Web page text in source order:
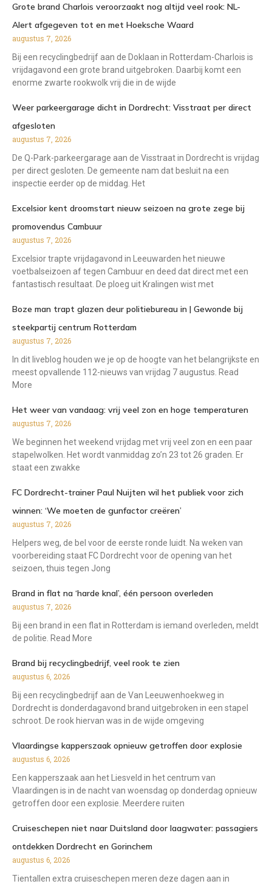
Grote brand Charlois veroorzaakt nog altijd veel rook: NL-
Alert afgegeven tot en met Hoeksche Waard
augustus 7, 2026
Bij een recyclingbedrijf aan de Doklaan in Rotterdam-Charlois is
vrijdagavond een grote brand uitgebroken. Daarbij komt een
enorme zwarte rookwolk vrij die in de wijde
Weer parkeergarage dicht in Dordrecht: Visstraat per direct
afgesloten
augustus 7, 2026
De Q-Park-parkeergarage aan de Visstraat in Dordrecht is vrijdag
per direct gesloten. De gemeente nam dat besluit na een
inspectie eerder op de middag. Het
Excelsior kent droomstart nieuw seizoen na grote zege bij
promovendus Cambuur
augustus 7, 2026
Excelsior trapte vrijdagavond in Leeuwarden het nieuwe
voetbalseizoen af tegen Cambuur en deed dat direct met een
fantastisch resultaat. De ploeg uit Kralingen wist met
Boze man trapt glazen deur politiebureau in | Gewonde bij
steekpartij centrum Rotterdam
augustus 7, 2026
In dit liveblog houden we je op de hoogte van het belangrijkste en
meest opvallende 112-nieuws van vrijdag 7 augustus. Read
More
Het weer van vandaag: vrij veel zon en hoge temperaturen
augustus 7, 2026
We beginnen het weekend vrijdag met vrij veel zon en een paar
stapelwolken. Het wordt vanmiddag zo’n 23 tot 26 graden. Er
staat een zwakke
FC Dordrecht-trainer Paul Nuijten wil het publiek voor zich
winnen: ‘We moeten de gunfactor creëren’
augustus 7, 2026
Helpers weg, de bel voor de eerste ronde luidt. Na weken van
voorbereiding staat FC Dordrecht voor de opening van het
seizoen, thuis tegen Jong
Brand in flat na ‘harde knal’, één persoon overleden
augustus 7, 2026
Bij een brand in een flat in Rotterdam is iemand overleden, meldt
de politie. Read More
Brand bij recyclingbedrijf, veel rook te zien
augustus 6, 2026
Bij een recyclingbedrijf aan de Van Leeuwenhoekweg in
Dordrecht is donderdagavond brand uitgebroken in een stapel
schroot. De rook hiervan was in de wijde omgeving
Vlaardingse kapperszaak opnieuw getroffen door explosie
augustus 6, 2026
Een kapperszaak aan het Liesveld in het centrum van
Vlaardingen is in de nacht van woensdag op donderdag opnieuw
getroffen door een explosie. Meerdere ruiten
Cruiseschepen niet naar Duitsland door laagwater: passagiers
ontdekken Dordrecht en Gorinchem
augustus 6, 2026
Tientallen extra cruiseschepen meren deze dagen aan in